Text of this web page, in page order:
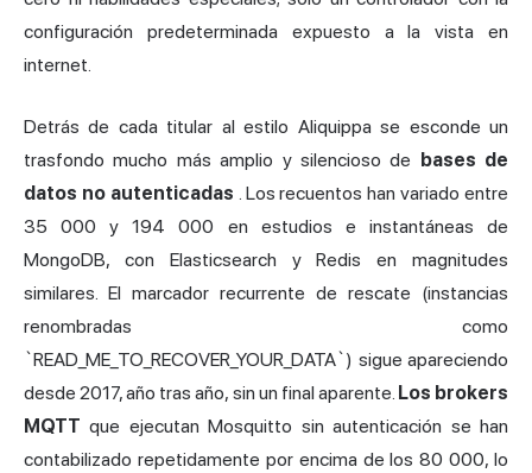
configuración predeterminada expuesto a la vista en
internet.
Detrás de cada titular al estilo Aliquippa se esconde un
trasfondo mucho más amplio y silencioso de
bases de
datos no autenticadas . Los recuentos han variado entre
35 000 y 194 000 en estudios e instantáneas de
MongoDB, con Elasticsearch y Redis en magnitudes
similares. El marcador recurrente de rescate (instancias
renombradas como
`READ_ME_TO_RECOVER_YOUR_DATA`) sigue apareciendo
desde 2017, año tras año, sin un final aparente. Los brokers
MQTT que ejecutan Mosquitto sin autenticación se han
contabilizado repetidamente por encima de los 80 000, lo